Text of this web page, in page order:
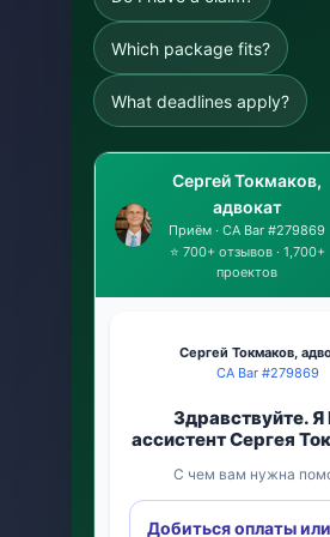
Which package fits?
What deadlines apply?
Сергей Токмаков,
адвокат
Приём · CA Bar #279869
⭐ 700+ отзывов · 1,700+
проектов
Сергей Токмаков,
CA Bar #279869
Здравствуйте.
ассистент Сергея
С чем вам нужна
Добиться оплаты или